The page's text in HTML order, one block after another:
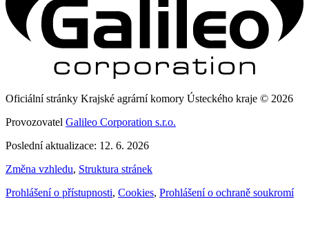
Oficiální stránky Krajské agrární komory Ústeckého kraje © 2026
Provozovatel Galileo Corporation s.r.o.
Poslední aktualizace: 12. 6. 2026
Změna vzhledu, Struktura stránek
Prohlášení o přístupnosti, Cookies, Prohlášení o ochraně soukromí